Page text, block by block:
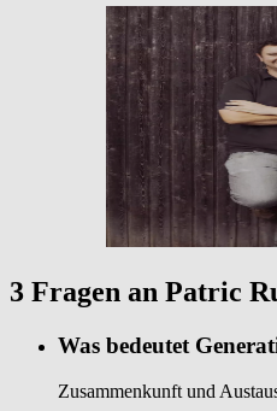
3 Fragen an Patric
Was bedeutet
Zusammenkunft und